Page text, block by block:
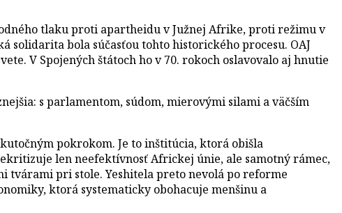
tlaku proti apartheidu v Južnej Afrike, proti režimu v
bola súčasťou tohto historického procesu. OAJ
V Spojených štátoch ho v 70. rokoch oslavovalo aj hnutie
s parlamentom, súdom, mierovými silami a väčším
pokrokom. Je to inštitúcia, ktorá obišla
len neefektívnosť Africkej únie, ale samotný rámec,
tvárami pri stole. Yeshitela preto nevolá po reforme
ktorá systematicky obohacuje menšinu a